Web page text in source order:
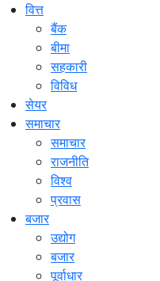
वित्त
बैंक
बीमा
सहकारी
विविध
सेयर
समाचार
समाचार
राजनीति
विश्व
प्रवास
बजार
उद्योग
बजार
पूर्वाधार